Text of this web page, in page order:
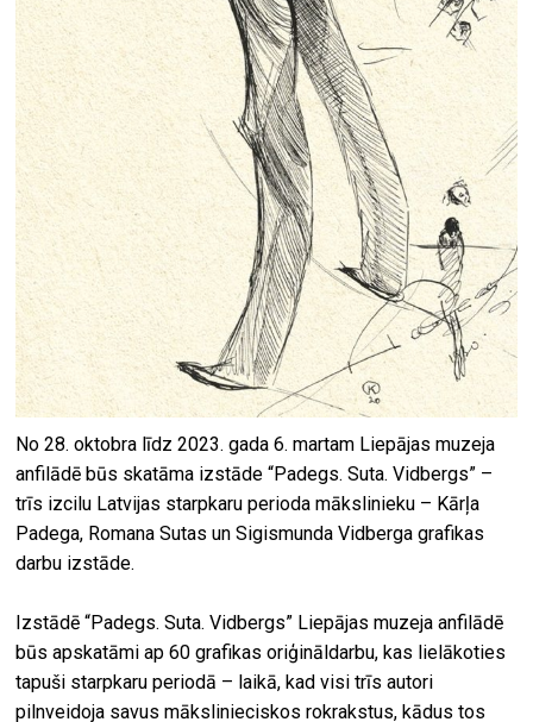
No 28. oktobra līdz 2023. gada 6. martam Liepājas muzeja
anfilādē būs skatāma izstāde “Padegs. Suta. Vidbergs” –
trīs izcilu Latvijas starpkaru perioda mākslinieku – Kārļa
Padega, Romana Sutas un Sigismunda Vidberga grafikas
darbu izstāde.
Izstādē “Padegs. Suta. Vidbergs” Liepājas muzeja anfilādē
būs apskatāmi ap 60 grafikas oriģināldarbu, kas lielākoties
tapuši starpkaru periodā – laikā, kad visi trīs autori
pilnveidoja savus mākslinieciskos rokrakstus, kādus tos